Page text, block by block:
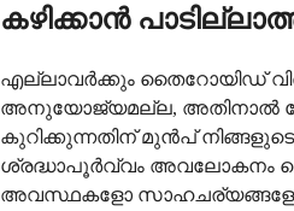
കഴിക്കാൻ
എല്ലാവർക്കും തൈറോയിഡ്
അനുയോജ്യമല്ല, അതിനാൽ
കുറിക്കുന്നതിന് മുൻപ് നിങ്ങളുടെ
ശ്രദ്ധാപൂർവ്വം അവലോകനം
അവസ്ഥകളോ